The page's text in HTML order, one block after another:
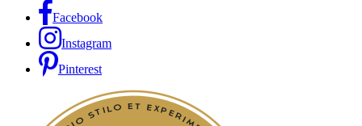
Facebook
Instagram
Pinterest